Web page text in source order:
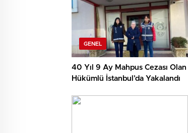
GENEL
40 Yıl 9 Ay Mahpus Cezası Olan
Hükümlü İstanbul’da Yakalandı